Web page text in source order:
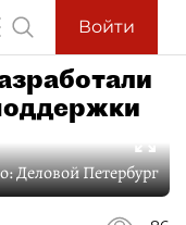
Войти
Деловой Петербург